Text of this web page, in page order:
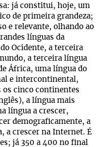
já constitui, hoje, um
de primeira grandeza;
e relevante, olhando ao
línguas da
Ocidente, a terceira
a terceira língua
África, uma língua do
e intercontinental,
os cinco continentes
a língua mais
língua a crescer,
demograficamente, a
a crescer na Internet. É
já 350 a 400 no final